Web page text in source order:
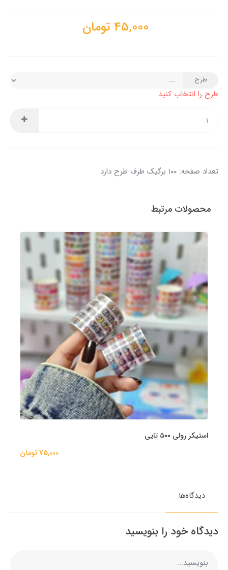
45,000 تومان
طرح
طرح را انتخاب کنید.
تعداد صفحه: ۱۰۰ برگیک طرف طرح دارد
محصولات مرتبط
استیکر رولی ۵۰۰ تایی
75,000 تومان
دیدگاه‌ها
دیدگاه خود را بنویسید